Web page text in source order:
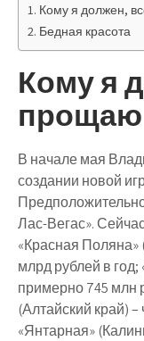
Кому я должен,
Бедная красота
Кому я
прощаю
В начале мая
создании новой
Лас-Вегас».
«Красная Поляна»
млрд рублей в
примерно 745 млн
(Алтайский край) –
«Янтарная»